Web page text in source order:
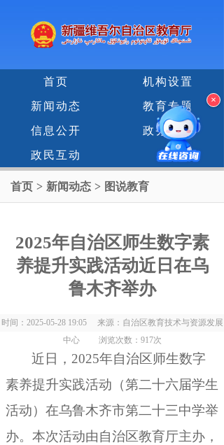
首页 机构设置
新闻动态 教育专题
信息公开 政务服务
政民互动
首页 > 新闻动态 > 图说教育
2025年自治区师生数字素
养提升实践活动近日在乌
鲁木齐举办
时间：2025-05-28 19:05 来源：自治区教育技术与资源发展
中心 浏览次数： 917次
近日 ，2025年自治区师生数字
素养提升实践活动（第二十六届学生
活动）在乌鲁木齐市第二十三中学举
办。本次活动由自治区教育厅主办 ，
×